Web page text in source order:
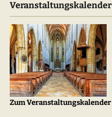
Veranstaltungskalender
Zum Veranstaltungskalender